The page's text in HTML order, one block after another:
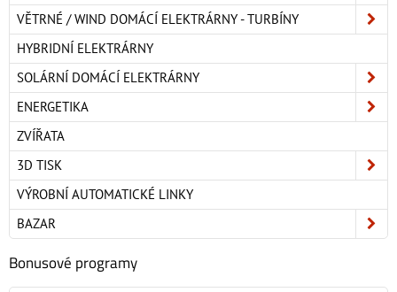
VĚTRNÉ / WIND DOMÁCÍ ELEKTRÁRNY - TURBÍNY
HYBRIDNÍ ELEKTRÁRNY
SOLÁRNÍ DOMÁCÍ ELEKTRÁRNY
ENERGETIKA
ZVÍŘATA
3D TISK
VÝROBNÍ AUTOMATICKÉ LINKY
BAZAR
Bonusové programy